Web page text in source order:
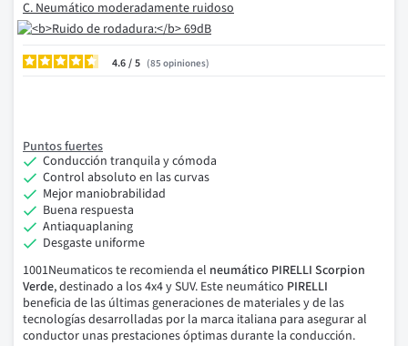
4.6/ 85 opiniones
Puntos fuertes
Conducción tranquila y cómoda
Control absoluto en las curvas
Mejor maniobrabilidad
Buena respuesta
Antiaquaplaning
Desgaste uniforme
1001Neumaticos te recomienda el neumático PIRELLI Scorpion
Verde, destinado a los 4x4 y SUV. Este neumático PIRELLI
beneficia de las últimas generaciones de materiales y de las
tecnologías desarrolladas por la marca italiana para asegurar al
conductor unas prestaciones óptimas durante la conducción.